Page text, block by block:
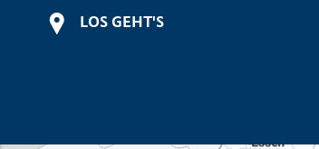
LOS GEHT'S